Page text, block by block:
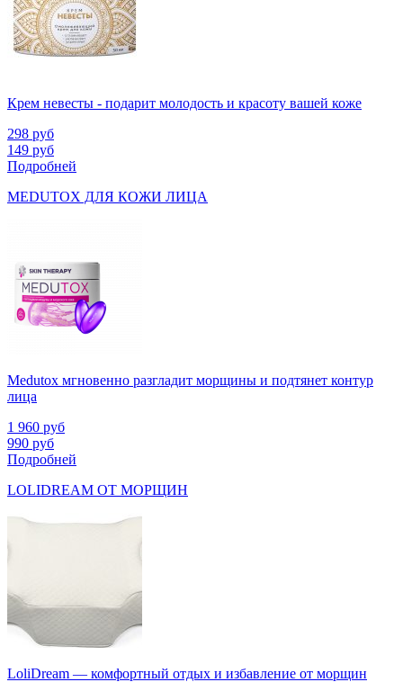
Крем невесты - подарит молодость и красоту вашей коже
298 руб
149 руб
Подробней
MEDUTOX ДЛЯ КОЖИ ЛИЦА
Medutox мгновенно разгладит морщины и подтянет контур
лица
1 960 руб
990 руб
Подробней
LOLIDREAM ОТ МОРЩИН
LoliDream — комфортный отдых и избавление от морщин